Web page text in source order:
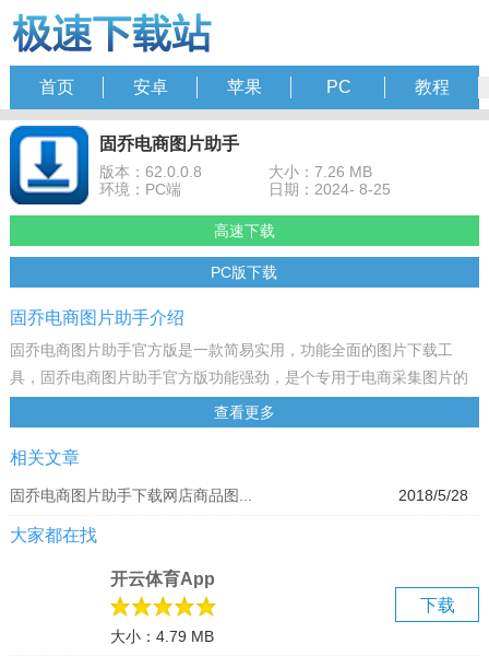
首页 安卓 苹果 PC 教程
固乔电商图片助手
版本：62.0.0.8
大小：7.26 MB
环境：PC端
日期：2024- 8-25
高速下载
PC版下载
固乔电商图片助手介绍
固乔电商图片助手官方版是一款简易实用，功能全面的图片下载工
具，固乔电商图片助手官方版功能强劲，是个专用于电商采集图片的
软件。软件支持批量下载各大网站的图片，相当的实用。有喜欢的小
伙伴快来下载吧！
功能介绍
1、回收站还原
收站被清空，那些意外删除的文件如何救援/恢复?都叫兽?数据恢复帮
你轻松找回那些文件。
2、记忆卡数据恢复
如今，记忆卡的易用性及携带方便，使它得到了广泛的使用，但各种
查看更多
相关文章
2018/5/28
固乔电商图片助手下载网店商品图...
大家都在找
下载
开云体育App
大小：4.79 MB